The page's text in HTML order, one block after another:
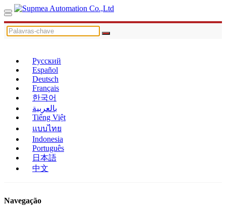
Русский
Español
Deutsch
Français
한국어
بالعربية
Tiếng Việt
แบบไทย
Indonesia
Português
日本語
中文
Navegação